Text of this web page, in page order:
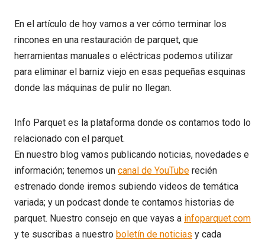
En el artículo de hoy vamos a ver cómo terminar los
rincones en una restauración de parquet, que
herramientas manuales o eléctricas podemos utilizar
para eliminar el barniz viejo en esas pequeñas esquinas
donde las máquinas de pulir no llegan.
Info Parquet es la plataforma donde os contamos todo lo
relacionado con el parquet.
En nuestro blog vamos publicando noticias, novedades e
información; tenemos un canal de YouTube recién
estrenado donde iremos subiendo videos de temática
variada; y un podcast donde te contamos historias de
parquet. Nuestro consejo en que vayas a infoparquet.com
y te suscribas a nuestro boletín de noticias y cada